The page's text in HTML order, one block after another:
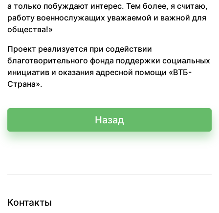
а только побуждают интерес. Тем более, я считаю,
работу военнослужащих уважаемой и важной для
общества!»
Проект реализуется при содействии
благотворительного фонда поддержки социальных
инициатив и оказания адресной помощи «ВТБ-
Страна».
Назад
Контакты